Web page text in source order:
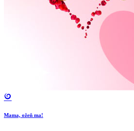
Mama, ožeň ma!